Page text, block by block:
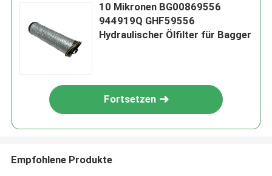
10 Mikronen BG00869556
944919Q GHF59556
Hydraulischer Ölfilter für Bagger
Fortsetzen
Empfohlene Produkte